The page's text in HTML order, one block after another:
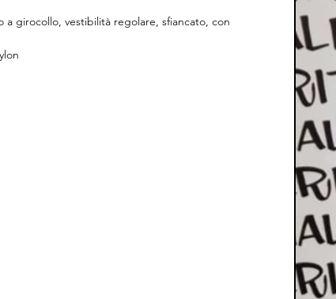
girocollo, vestibilità regolare, sfiancato, con